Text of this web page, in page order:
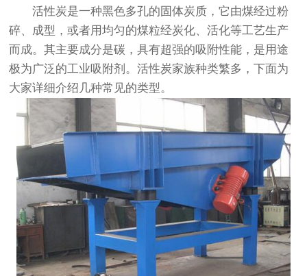
活性炭是一种黑色多孔的固体炭质，它由煤经过粉
碎、成型，或者用均匀的煤粒经炭化、活化等工艺生产
而成。其主要成分是碳，具有超强的吸附性能，是用途
极为广泛的工业吸附剂。活性炭家族种类繁多，下面为
大家详细介绍几种常见的类型。